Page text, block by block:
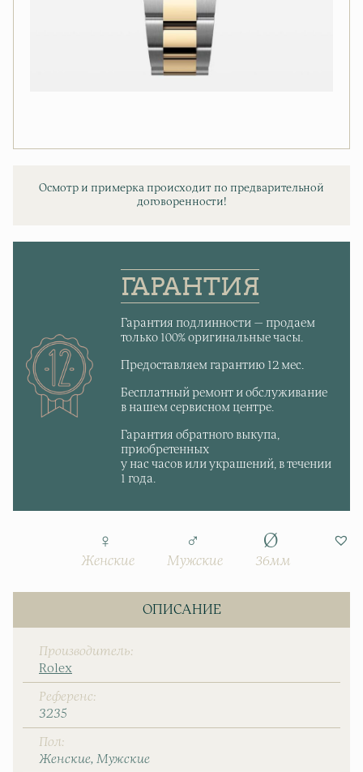
Осмотр и примерка происходит по предварительной
договоренности!
ГАРАНТИЯ
Гарантия подлинности — продаем
только 100% оригинальные часы.
Предоставляем гарантию 12 мес.
Бесплатный ремонт и обслуживание
в нашем сервисном центре.
Гарантия обратного выкупа,
приобретенных
у нас часов или украшений, в течении
1 года.
Женские Мужские 36мм
ОПИСАНИЕ
Производитель
Rolex
Референс
3235
Пол
Женские Мужские